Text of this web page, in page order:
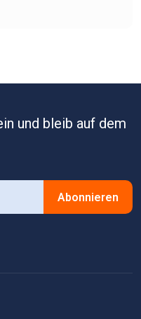
und bleib auf dem
Abonnieren